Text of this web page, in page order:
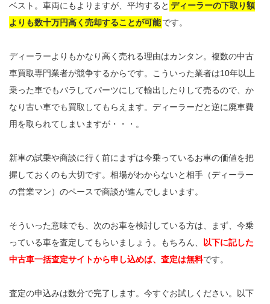
ベスト。車両にもよりますが、平均すると ディーラーの下取り額
よりも数十万円高く売却することが可能です。
ディーラーよりもかなり高く売れる理由はカンタン。複数の中古
車買取専門業者が競争するからです。こういった業者は10年以上
乗った車でもバラしてパーツにして輸出したりして売るので、か
なり古い車でも買取してもらえます。ディーラーだと逆に廃車費
用を取られてしまいますが・・・。
新車の試乗や商談に行く前にまずは今乗っているお車の価値を把
握しておくのも大切です。相場がわからないと相手（ディーラー
の営業マン）のペースで商談が進んでしまいます。
そういった意味でも、次のお車を検討している方は、まず、今乗
っている車を査定してもらいましょう。もちろん、
以下に記した
中古車一括査定サイトから申し込めば、査定は無料です。
査定の申込みは数分で完了します。今すぐお試しください。以下